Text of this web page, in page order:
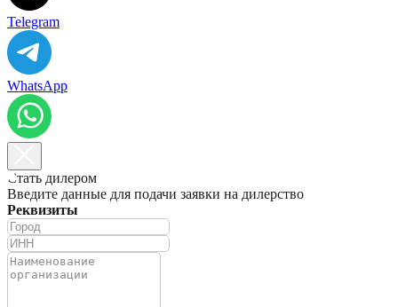
Telegram
WhatsApp
Стать дилером
Введите данные для подачи заявки на дилерство
Реквизиты